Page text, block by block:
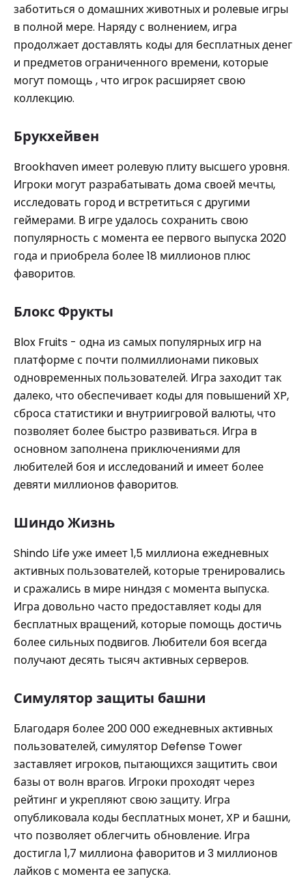
заботиться о домашних животных и ролевые игры
в полной мере. Наряду с волнением, игра
продолжает доставлять коды для бесплатных денег
и предметов ограниченного времени, которые
могут помощь , что игрок расширяет свою
коллекцию.
Брукхейвен
Brookhaven имеет ролевую плиту высшего уровня.
Игроки могут разрабатывать дома своей мечты,
исследовать город и встретиться с другими
геймерами. В игре удалось сохранить свою
популярность с момента ее первого выпуска 2020
года и приобрела более 18 миллионов плюс
фаворитов.
Блокс Фрукты
Blox Fruits - одна из самых популярных игр на
платформе с почти полмиллионами пиковых
одновременных пользователей. Игра заходит так
далеко, что обеспечивает коды для повышений XP,
сброса статистики и внутриигровой валюты, что
позволяет более быстро развиваться. Игра в
основном заполнена приключениями для
любителей боя и исследований и имеет более
девяти миллионов фаворитов.
Шиндо Жизнь
Shindo Life уже имеет 1,5 миллиона ежедневных
активных пользователей, которые тренировались
и сражались в мире ниндзя с момента выпуска.
Игра довольно часто предоставляет коды для
бесплатных вращений, которые помощь достичь
более сильных подвигов. Любители боя всегда
получают десять тысяч активных серверов.
Симулятор защиты башни
Благодаря более 200 000 ежедневных активных
пользователей, симулятор Defense Tower
заставляет игроков, пытающихся защитить свои
базы от волн врагов. Игроки проходят через
рейтинг и укрепляют свою защиту. Игра
опубликовала коды бесплатных монет, XP и башни,
что позволяет облегчить обновление. Игра
достигла 1,7 миллиона фаворитов и 3 миллионов
лайков с момента ее запуска.